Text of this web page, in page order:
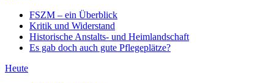
FSZM – ein Überblick
Kritik und Widerstand
Historische Anstalts- und Heimlandschaft
Es gab doch auch gute Pflegeplätze?
Heute